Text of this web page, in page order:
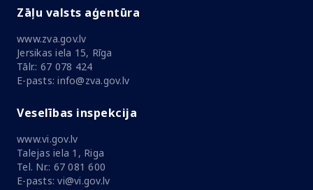
Zāļu valsts aģentūra
www.zva.gov.lv
Jersikas iela 15, Rīga
Tālr.: 67 078 424
E-pasts: info@zva.gov.lv
Veselības inspekcija
www.vi.gov.lv
Talejas iela 1, Riga
Tel. Nr.: 67 081 600
E-pasts: vi@vi.gov.lv